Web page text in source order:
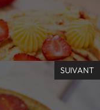
SUIVANT